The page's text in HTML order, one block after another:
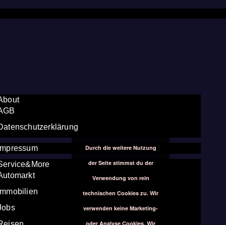
Durch die weitere Nutzung
der Seite stimmst du der
Verwendung von rein
technischen Cookies zu. Wir
verwenden keine Marketing-
oder Analyse Cookies. Wir